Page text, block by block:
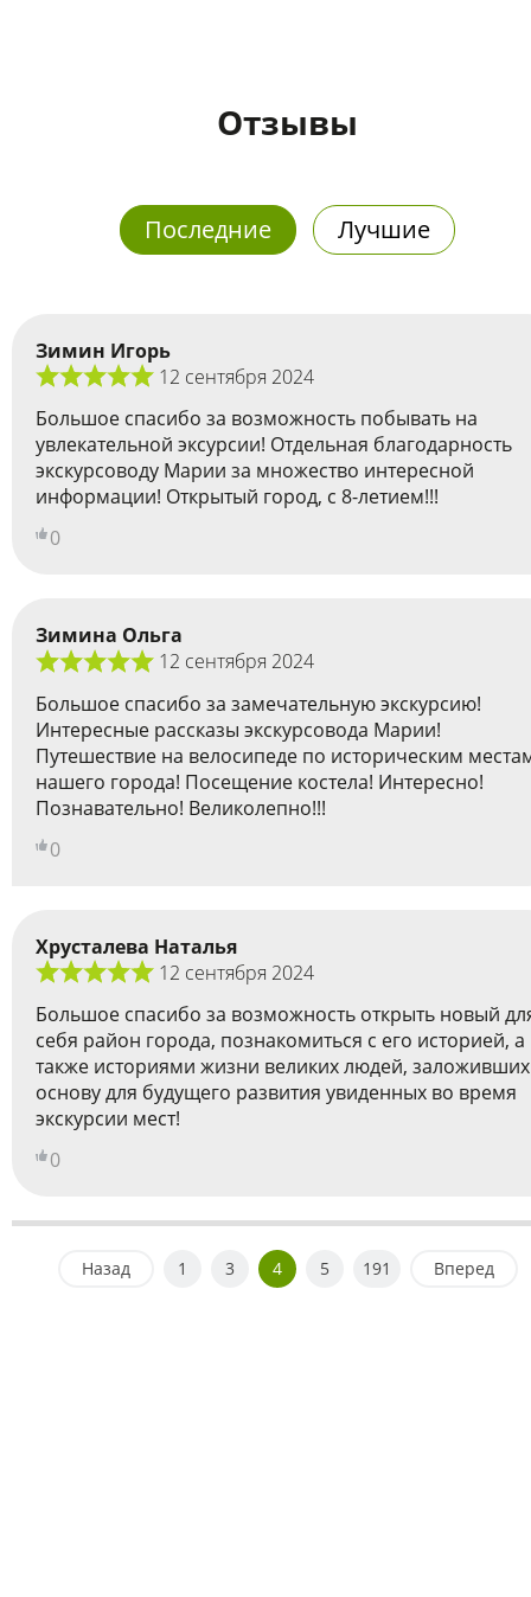
Отзывы
Последние Лучшие
Зимин Игорь
12 сентября 2024
Большое спасибо за возможность побывать на
увлекательной эксурсии! Отдельная благодарность
экскурсоводу Марии за множество интересной
информации! Открытый город, с 8-летием!!!
0
Зимина Ольга
12 сентября 2024
Большое спасибо за замечательную экскурсию!
Интересные рассказы экскурсовода Марии!
Путешествие на велосипеде по историческим
нашего города! Посещение костела! Интересно!
Познавательно! Великолепно!!!
0
Хрусталева Наталья
12 сентября 2024
Большое спасибо за возможность открыть новый
себя район города, познакомиться с его историей, а
также историями жизни великих людей, заложивших
основу для будущего развития увиденных во время
экскурсии мест!
0
Назад 1 3 4 5 191 Вперед